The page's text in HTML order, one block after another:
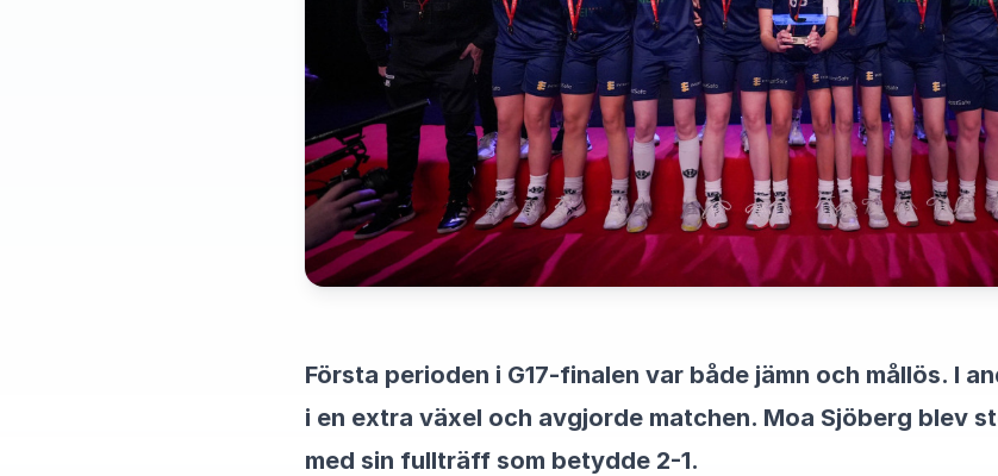
Första perioden i G17-finalen var både jämn och mållös. I
i en extra växel och avgjorde matchen. Moa Sjöberg blev
med sin fullträff som betydde 2-1.